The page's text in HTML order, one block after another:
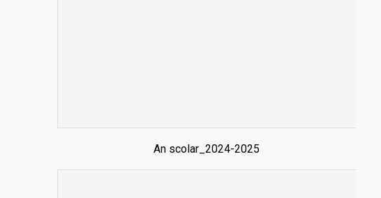
An scolar_2024-2025